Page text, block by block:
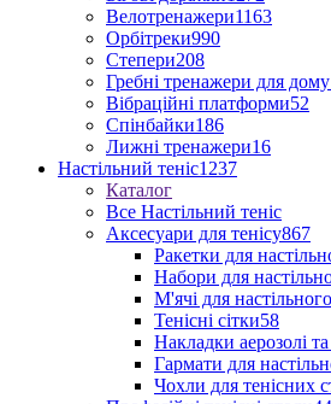
Велотренажери1163
Орбітреки990
Степери208
Гребні тренажери для дому
Вібраційні платформи52
Спінбайки186
Лижні тренажери16
Настільний теніс1237
Каталог
Все Настільний теніс
Аксесуари для тенісу867
Ракетки для
Набори для
М'ячі для
Тенісні сітки58
Накладки аерозолі
Гармати для
Чохли для тенісних